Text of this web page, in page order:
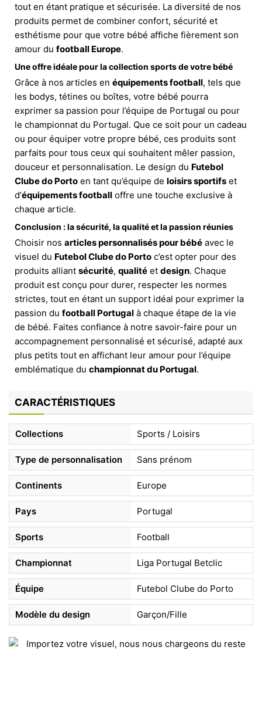
tout en étant pratique et sécurisée. La diversité de nos
produits permet de combiner confort, sécurité et
esthétisme pour que votre bébé affiche fièrement son
amour du football Europe.
Une offre idéale pour lacollection sportsde votre bébé
Grâce à nos articles en équipements football, tels que
les bodys, tétines ou boîtes, votre bébé pourra
exprimer sa passion pour l’équipe de Portugal ou pour
le championnat du Portugal. Que ce soit pour un cadeau
ou pour équiper votre propre bébé, ces produits sont
parfaits pour tous ceux qui souhaitent mêler passion,
douceur et personnalisation. Le design du Futebol
Clube do Porto en tant qu’équipe de loisirs sportifs et
d’équipements football offre une touche exclusive à
chaque article.
Conclusion : la sécurité, la qualité et la passion réunies
Choisir nos articles personnalisés pour bébé avec le
visuel du Futebol Clube do Porto c’est opter pour des
produits alliant sécurité, qualité et design. Chaque
produit est conçu pour durer, respecter les normes
strictes, tout en étant un support idéal pour exprimer la
passion du football Portugal à chaque étape de la vie
de bébé. Faites confiance à notre savoir-faire pour un
accompagnement personnalisé et sécurisé, adapté aux
plus petits tout en affichant leur amour pour l’équipe
emblématique du championnat du Portugal.
CARACTÉRISTIQUES
Collections Sports / Loisirs
Type de personnalisation Sans prénom
Continents Europe
Pays Portugal
Sports Football
Championnat Liga Portugal Betclic
Équipe Futebol Clube do Porto
Modèle du design Garçon/Fille